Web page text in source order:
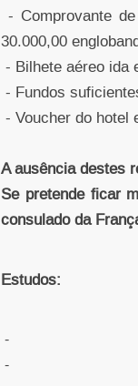
- Comprovante
30.000,00
- Bilhete aéreo ida
- Fundos
- Voucher do hotel
A ausência destes
Se pretende ficar
consulado da
Estudos:
-
-